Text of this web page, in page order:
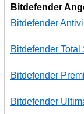
Bitdefender
Bitdefender
Bitdefender
Bitdefender
Bitdefender